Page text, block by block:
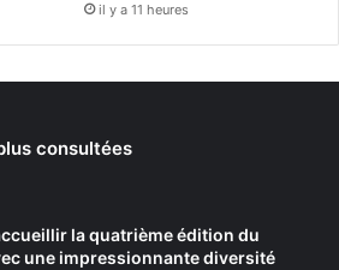
il y a 11 heures
consultées
la quatrième édition du
une impressionnante diversité